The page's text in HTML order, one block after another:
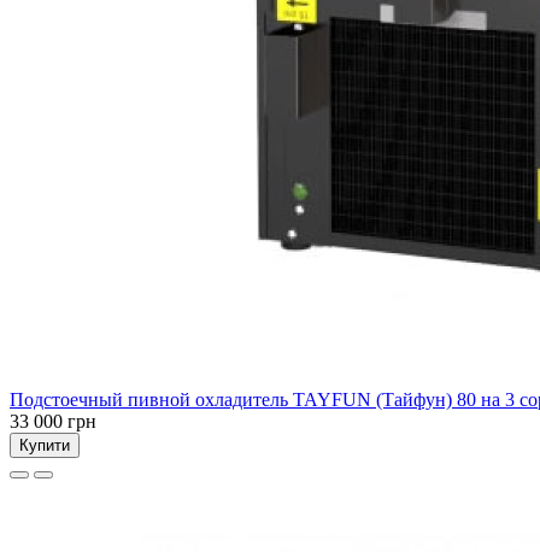
Подстоечный пивной охладитель TAYFUN (Тайфун) 80 на 3
33 000 грн
Купити